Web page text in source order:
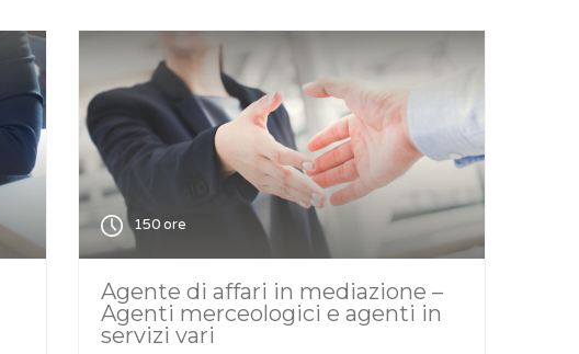
150 ore
Agente di affari in mediazione –
Agenti merceologici e agenti in
servizi vari